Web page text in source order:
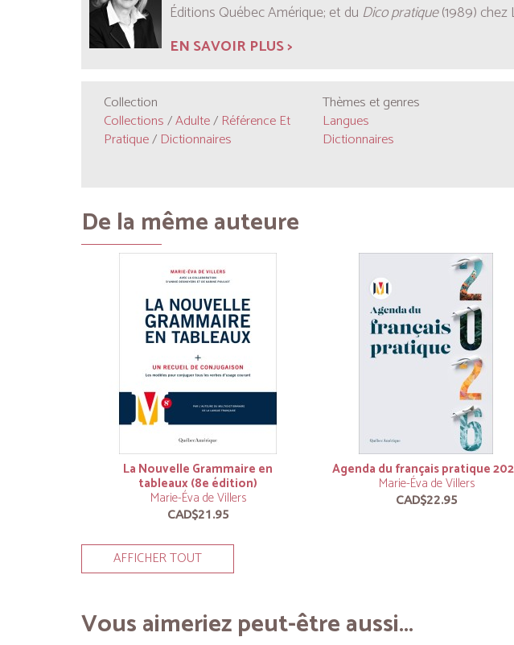
Éditions Québec Amérique; et du Dico pratique(1989) chez
EN SAVOIR PLUS >
Collection
Collections/Adulte/ Référence Et
Pratique/ Dictionnaires
Thèmes et genres
Langues
Dictionnaires
De la même auteure
La Nouvelle Grammaire en
tableaux (8e édition)
Marie-Éva de Villers
CAD$21.95
Agenda du français pratique
Marie-Éva de Villers
CAD$22.95
AFFICHER TOUT
Vous aimeriez peut-être aussi...